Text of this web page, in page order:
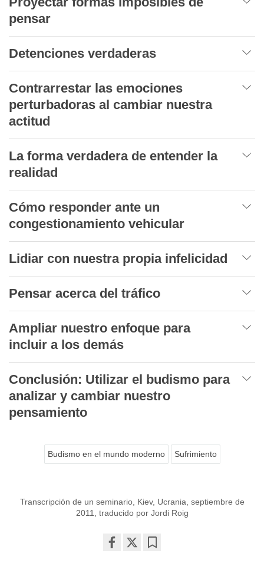
pensar
Detenciones verdaderas
Contrarrestar las emociones
perturbadoras al cambiar nuestra
actitud
La forma verdadera de entender la
realidad
Cómo responder ante un
congestionamiento vehicular
Lidiar con nuestra propia infelicidad
Pensar acerca del tráfico
Ampliar nuestro enfoque para
incluir a los demás
Conclusión: Utilizar el budismo para
analizar y cambiar nuestro
pensamiento
Budismo en el mundo moderno Sufrimiento
Transcripción de un seminario, Kiev, Ucrania, septiembre de
2011, traducido por Jordi Roig